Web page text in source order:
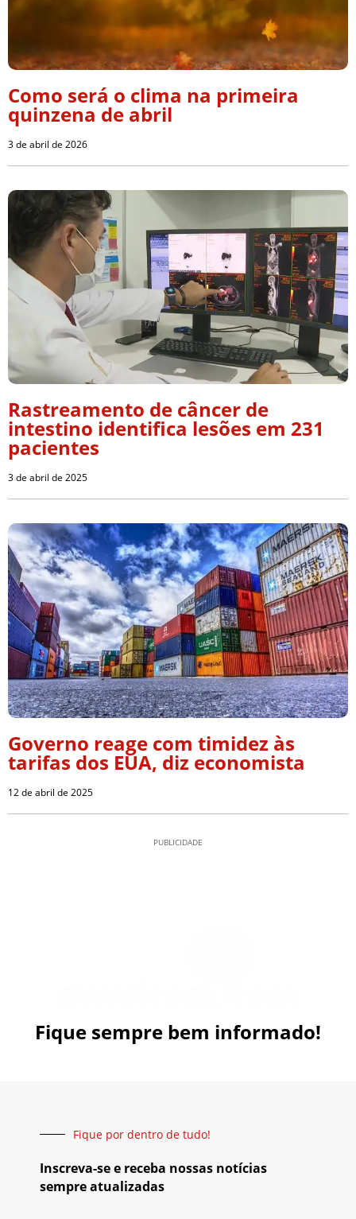
Como será o clima na primeira
quinzena de abril
3 de abril de 2026
Rastreamento de câncer de
intestino identifica lesões em 231
pacientes
3 de abril de 2025
Governo reage com timidez às
tarifas dos EUA, diz economista
12 de abril de 2025
PUBLICIDADE
Fique sempre bem informado!
Fique por dentro de tudo!
Inscreva-se e receba nossas notícias
sempre atualizadas